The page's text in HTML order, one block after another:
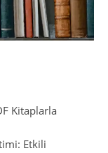
Kitaplarla
Etkili